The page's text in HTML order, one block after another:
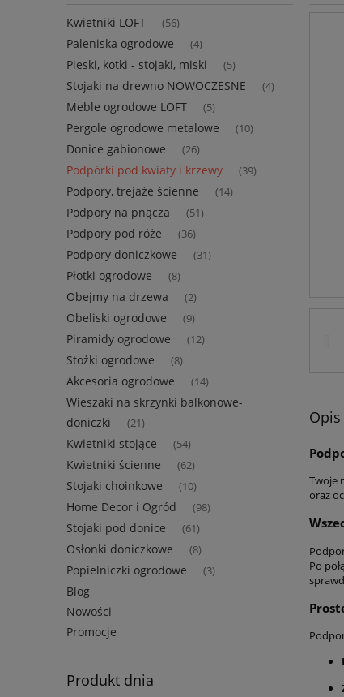
Kwietniki LOFT (56)
Paleniska ogrodowe (4)
Pieski, kotki - stojaki, miski (5)
Stojaki na drewno NOWOCZESNE (4)
Meble ogrodowe LOFT (5)
Pergole ogrodowe metalowe (10)
Donice gabionowe (26)
Podpórki pod kwiaty i krzewy (39)
Podpory, trejaże ścienne (14)
Podpory na pnącza (51)
Podpory pod róże (36)
Podpory doniczkowe (31)
Płotki ogrodowe (8)
Obejmy na drzewa (2)
Obeliski ogrodowe (9)
Piramidy ogrodowe (12)
Stożki ogrodowe (8)
Akcesoria ogrodowe (14)
Wieszaki na skrzynki balkonowe-
doniczki
(21)
Kwietniki stojące (54)
Kwietniki ścienne (62)
Stojaki choinkowe (10)
Home Decor i Ogród (98)
Stojaki pod donice (61)
Osłonki doniczkowe (8)
Popielniczki ogrodowe (3)
Blog
Nowości
Promocje
Produkt dnia
Opis
Twoje
oraz
Po